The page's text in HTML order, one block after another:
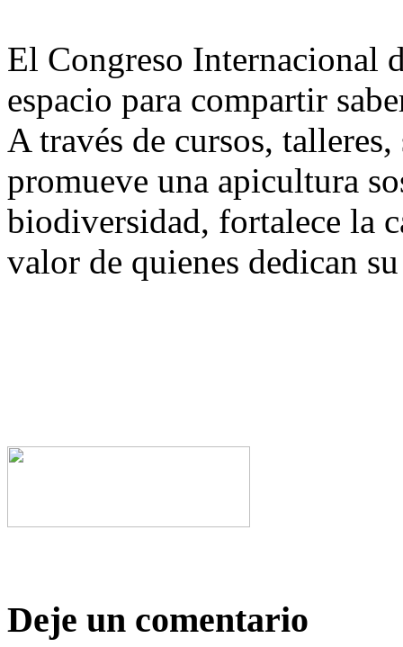
El Congreso Internacional
espacio para compartir
A través de cursos,
promueve una apicultura
biodiversidad, fortalece la
valor de quienes dedican
Deje un comentario